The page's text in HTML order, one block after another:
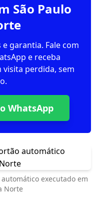
São Paulo
garantia. Fale com
e receba
perdida, sem
WhatsApp
executado em
Norte